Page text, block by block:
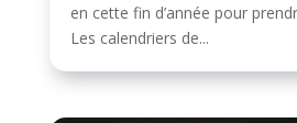
en cette fin d’année pour
Les calendriers de...